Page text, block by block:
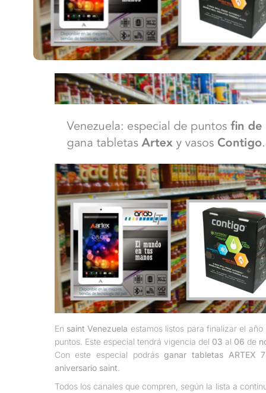
En saint Venezuela estamos listos para finalizar el
puntos. Este especial tendrá vigencia del 03 al 06 de
Con este especial podrásganar tabletas ARTEX
aniversario saint
Todos los canales que compren, según la lista a